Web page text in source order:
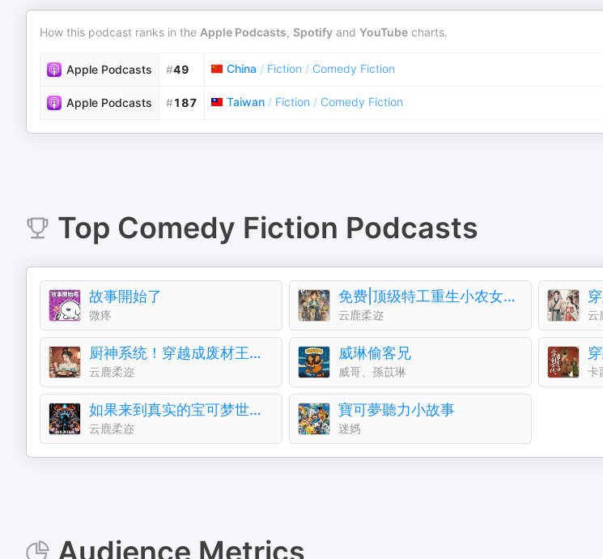
How this podcast ranks in the Apple Podcasts, Spotify and YouTube charts.
Apple Podcasts #49 China / Fiction / Comedy Fiction
Apple Podcasts #187 Taiwan / Fiction / Comedy Fiction
Top Comedy Fiction Podcasts
故事開始了
微疼
免费|顶级特工重生小农女：虐渣逆袭开启苏爽甜宠人生
云鹿柔迩 云
厨神系统！穿越成废材王后做美食称霸后宫美男萌宝上钩
云鹿柔迩
威琳偷客兄
威哥、孫苡琳 卡
如果来到真实的宝可梦世界里，没有系统的话能活下来？
云鹿柔迩
寶可夢聽力小故事
迷媽
Audience Metrics